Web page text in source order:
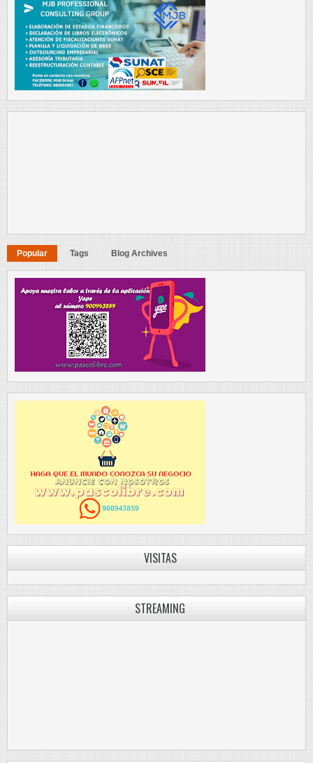
Popular Tags Blog Archives
VISITAS
STREAMING